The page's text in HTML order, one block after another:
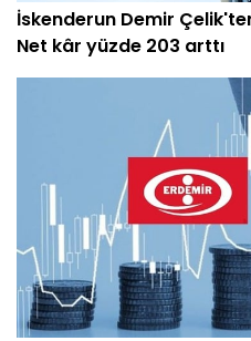
İskenderun Demir
Net kâr yüzde 203 arttı